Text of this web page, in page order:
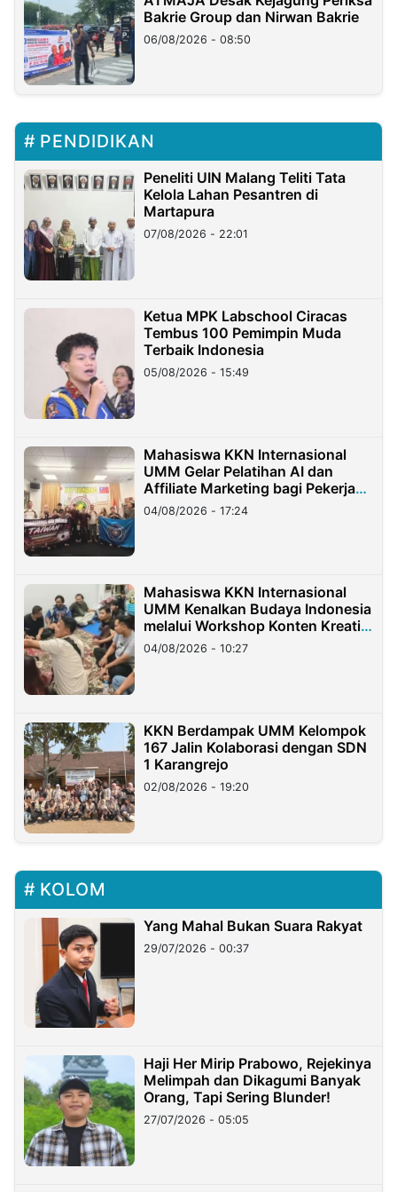
Bakrie Group dan Nirwan Bakrie
06/08/2026 - 08:50
PENDIDIKAN
Peneliti UIN Malang Teliti Tata
Kelola Lahan Pesantren di
Martapura
07/08/2026 - 22:01
Ketua MPK Labschool Ciracas
Tembus 100 Pemimpin Muda
Terbaik Indonesia
05/08/2026 - 15:49
Mahasiswa KKN Internasional
UMM Gelar Pelatihan AI dan
Affiliate Marketing bagi Pekerja
Migran Indonesia di Taiwan
04/08/2026 - 17:24
Mahasiswa KKN Internasional
UMM Kenalkan Budaya Indonesia
melalui Workshop Konten Kreatif
di Taiwan
04/08/2026 - 10:27
KKN Berdampak UMM Kelompok
167 Jalin Kolaborasi dengan SDN
1 Karangrejo
02/08/2026 - 19:20
KOLOM
Yang Mahal Bukan Suara Rakyat
29/07/2026 - 00:37
Haji Her Mirip Prabowo, Rejekinya
Melimpah dan Dikagumi Banyak
Orang, Tapi Sering Blunder!
27/07/2026 - 05:05